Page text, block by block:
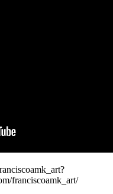
franciscoamk_art/